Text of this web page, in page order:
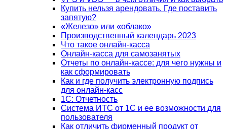
Купить нельзя арендовать. Где поставить
запятую?
«Железо» или «облако»
Производственный календарь 2023
Что такое онлайн-касса
Онлайн-касса для самозанятых
Отчеты по онлайн-кассе: для чего нужны и
как сформировать
Как и где получить электронную подпись
для онлайн-касс
1С: Отчетность
Система ИТС от 1С и ее возможности для
пользователя
Как отличить фирменный продукт от